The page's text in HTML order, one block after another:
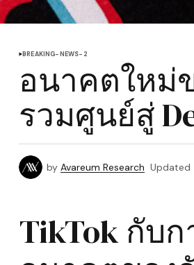
BREAKING-NEWS-2
อนาคตใหม่
รวมศูนย์สู่
by Avareum Research Updated
TikTok กับก